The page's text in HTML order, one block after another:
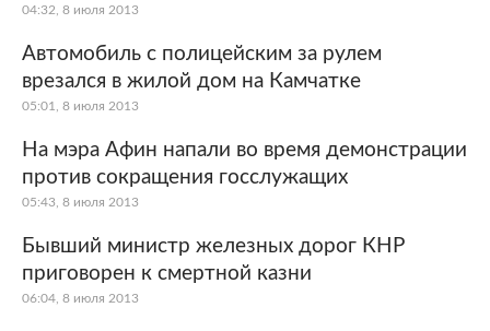
04:32, 8 июля 2013
Автомобиль с полицейским за рулем
врезался в жилой дом на Камчатке
05:01, 8 июля 2013
На мэра Афин напали во время демонстрации
против сокращения госслужащих
05:43, 8 июля 2013
Бывший министр железных дорог КНР
приговорен к смертной казни
06:04, 8 июля 2013